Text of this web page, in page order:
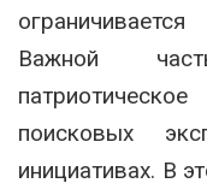
Важной
поисковых
инициативах. В